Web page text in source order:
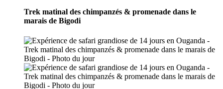
Trek matinal des chimpanzés & promenade dans le
marais de Bigodi